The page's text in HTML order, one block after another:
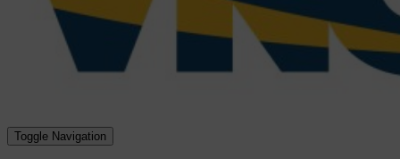
Toggle Navigation